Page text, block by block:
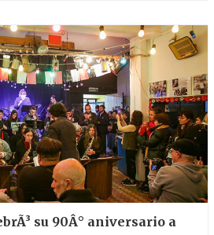
su 90Â° aniversario a